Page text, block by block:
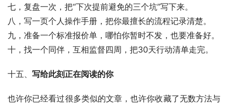
七，复盘一次，把“下次提前避免的三个坑”写下来。
八，写一页个人操作手册，把你最擅长的流程记录清楚。
九，准备一个标准报价单，哪怕你暂时不发，也要准备好。
十，找一个同伴，互相监督四周，把30天行动清单走完。
十五、 写给此刻正在阅读的你
也许你已经看过很多类似的文章，也许你收藏了无数方法与